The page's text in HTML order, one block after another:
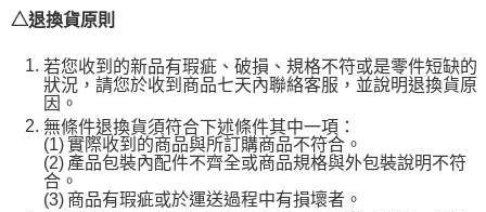
△退換貨原則
若您收到的新品有瑕疵、破損、規格不符或是零件短缺的
狀況，請您於收到商品七天內聯絡客服，並說明退換貨原
因。
無條件退換貨須符合下述條件其中一項：
(1)實際收到的商品與所訂購商品不符合。
(2) 產品包裝內配件不齊全或商品規格與外包裝說明不符
合。
(3) 商品有瑕疵或於運送過程中有損壞者。